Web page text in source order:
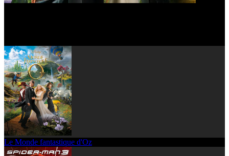
Le Monde fantastique d'Oz